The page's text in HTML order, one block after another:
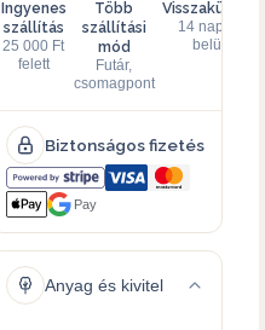
Ingyenes
szállítás
25 000 Ft
felett
Több
szállítási
mód
Futár,
csomagpont
Visszaküldés
14 napon
belül
Biztonságos fizetés
Pay
Anyag és kivitel